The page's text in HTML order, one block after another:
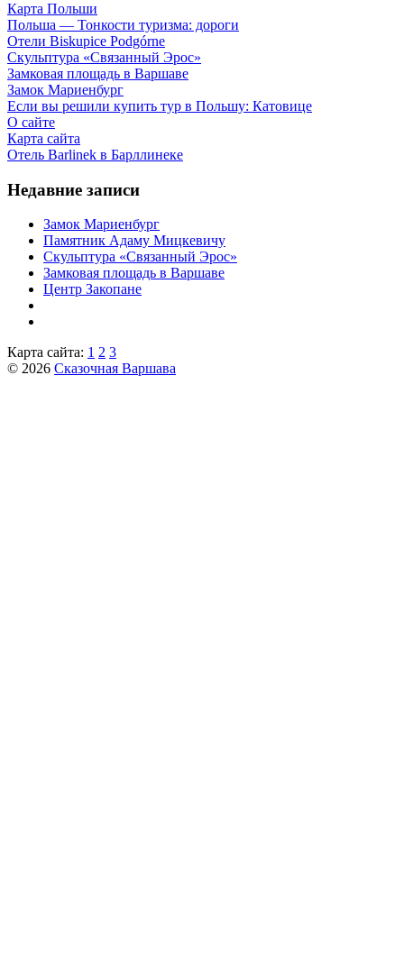
Карта Польши
Польша — Тонкости туризма: дороги
Отели Biskupice Podgórne
Скульптура «Связанный Эрос»
Замковая площадь в Варшаве
Замок Мариенбург
Если вы решили купить тур в Польшу: Катовице
О сайте
Карта сайта
Отель Barlinek в Барллинеке
Недавние записи
Замок Мариенбург
Памятник Адаму Мицкевичу
Скульптура «Связанный Эрос»
Замковая площадь в Варшаве
Центр Закопане
Карта сайта: 1 2 3
© 2026 Сказочная Варшава